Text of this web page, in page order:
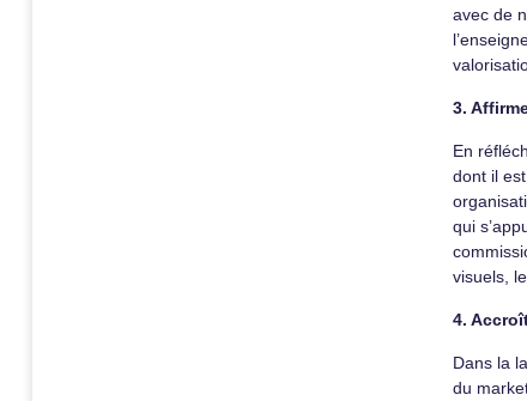
avec de
3.
En
dont il
qui
visuels,
4.
Dans la
du